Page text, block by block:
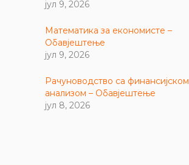
јул 9, 2026
Математика за економисте –
Обавјештење
јул 9, 2026
Рачуноводство са финансијском
анализом – Обавјештење
јул 8, 2026